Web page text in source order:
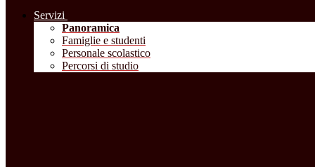
Servizi
Panoramica
Famiglie e studenti
Personale scolastico
Percorsi di studio